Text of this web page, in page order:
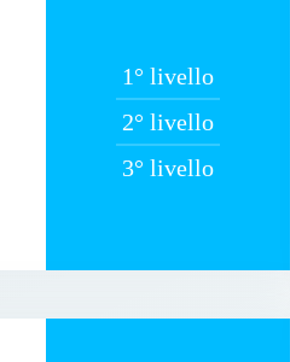
1° livello
2° livello
3° livello